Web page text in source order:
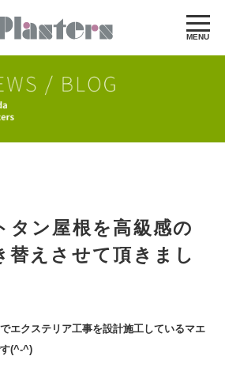
MENU
タン屋根を高級感の
替えさせて頂きまし
エクステリア工事を設計施工しているマエ
(^-^)